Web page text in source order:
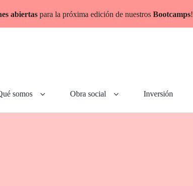
abiertaspara la próxima edición de nuestros Bootcamps!
somos Obra social Inversión